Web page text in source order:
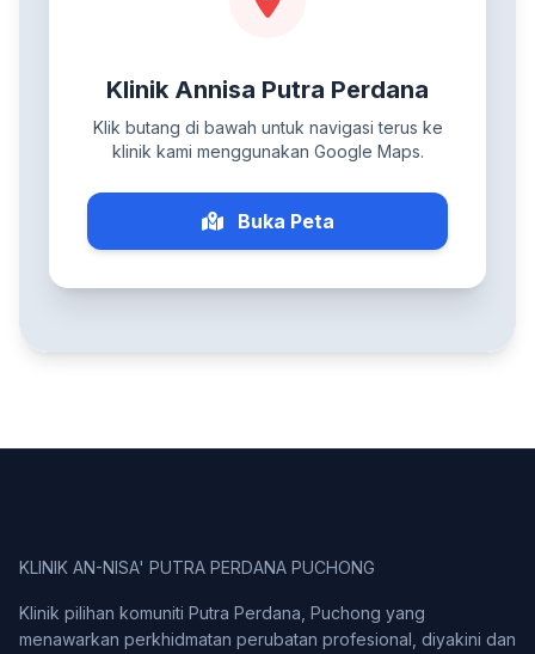
Klinik Annisa Putra Perdana
Klik butang di bawah untuk navigasi terus ke
klinik kami menggunakan Google Maps.
Buka Peta
KLINIK AN-NISA' PUTRA PERDANA PUCHONG
Klinik pilihan komuniti Putra Perdana, Puchong yang
menawarkan perkhidmatan perubatan profesional, diyakini dan